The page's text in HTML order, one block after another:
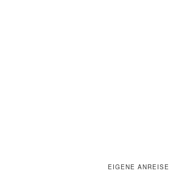
EIGENE ANREISE